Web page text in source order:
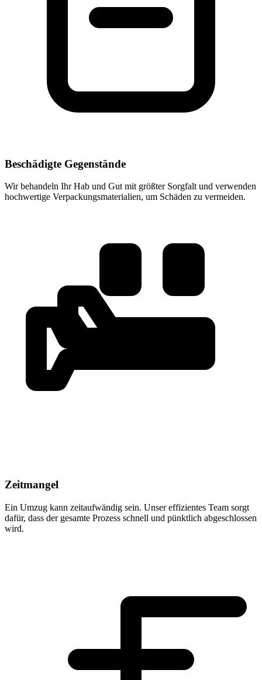
Beschädigte Gegenstände
Wir behandeln Ihr Hab und Gut mit größter Sorgfalt und verwenden
hochwertige Verpackungsmaterialien, um Schäden zu vermeiden.
Zeitmangel
Ein Umzug kann zeitaufwändig sein. Unser effizientes Team sorgt
dafür, dass der gesamte Prozess schnell und pünktlich abgeschlossen
wird.